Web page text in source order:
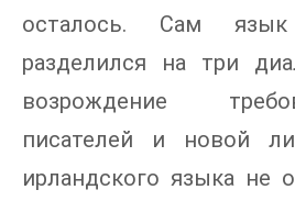
осталось. Сам язык
разделился на три
возрождение
писателей и новой
ирландского языка не